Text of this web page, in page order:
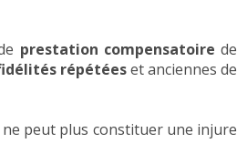
prestation compensatoire de
répétéeset anciennes de
ne peut plus constituer une injure